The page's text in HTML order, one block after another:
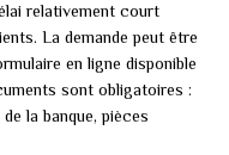
relativement court
La demande peut être
en ligne disponible
sont obligatoires :
la banque, pièces